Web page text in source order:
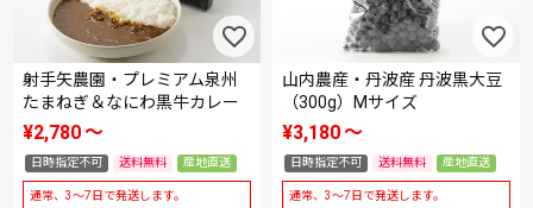
射手矢農園・プレミアム泉州
たまねぎ＆なにわ黒牛カレー
¥2,780〜
日時指定不可 送料無料 産地直送
通常、3～7日で発送します。
山内農産・丹波産 丹波黒大豆
（300g）Mサイズ
¥3,180〜
日時指定不可 送料無料 産地直送
通常、3～7日で発送します。